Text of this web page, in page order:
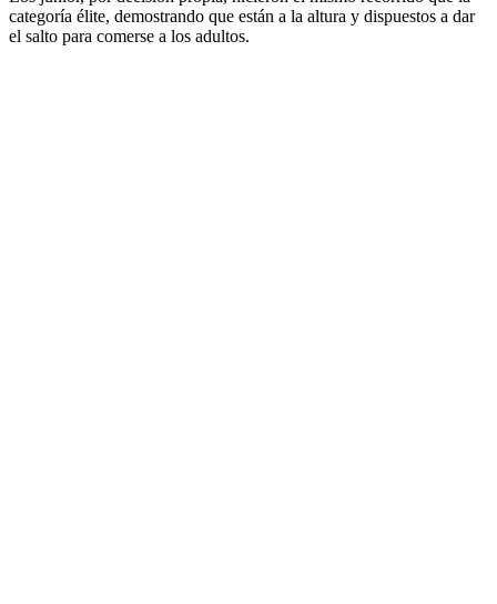
categoría élite, demostrando que están a la altura y dispuestos a dar
el salto para comerse a los adultos.